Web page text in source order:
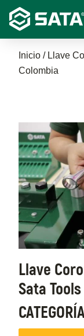
Pasar
contenido
principal
ayuda
a
la
Inicio
Llave
Colombia
Llave
Sata